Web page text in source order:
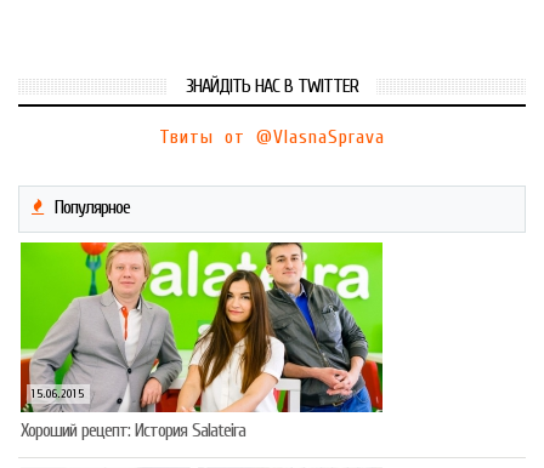
ЗНАЙДІТЬ НАС В TWITTER
Твиты от @VlasnaSprava
Популярное
15.06.2015
Хороший рецепт: История Salateira